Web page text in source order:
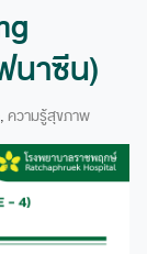
นาซีน)
,ความรู้สุขภาพ